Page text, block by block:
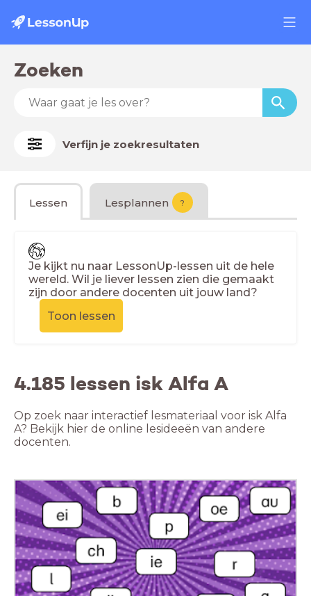
Zoeken
Verfijn je zoekresultaten
Lessen Lesplannen ?
Je kijkt nu naar LessonUp-lessen uit de hele
wereld. Wil je liever lessen zien die gemaakt
zijn door andere docenten uit jouw land?
Toon lessen
4.185 lessen isk Alfa A
Op zoek naar interactief lesmateriaal voor isk Alfa
A? Bekijk hier de online lesideeën van andere
docenten.